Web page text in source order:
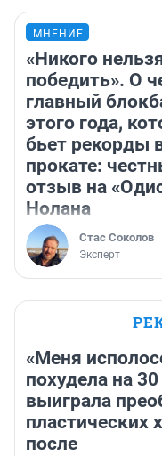
МНЕНИЕ
«Никого
победить». О
главный
этого года,
бьет рекорды
прокате:
отзыв на
Нолана
Стас Соколов
Эксперт
«Меня
похудела на
выиграла
пластических
после